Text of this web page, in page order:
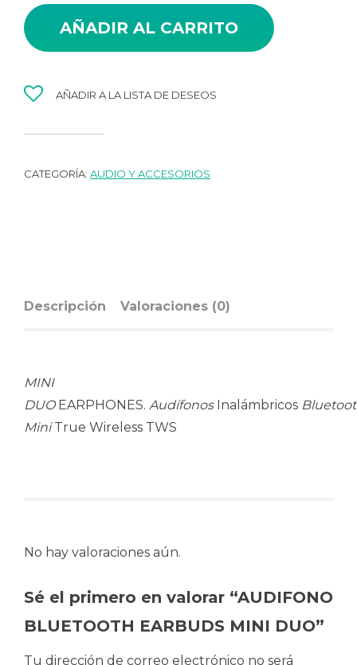
$22.50.$19.00.
AÑADIR AL CARRITO
AÑADIR A LA LISTA DE DESEOS
CATEGORÍA: AUDIO Y ACCESORIOS
Descripción Valoraciones (0)
MINI
DUOEARPHONES. AudífonosInalámbricos
MiniTrue Wireless TWS
No hay valoraciones aún.
Sé el primero en valorar “AUDIFONO
BLUETOOTH EARBUDS MINI DUO”
Tu dirección de correo electrónico no será